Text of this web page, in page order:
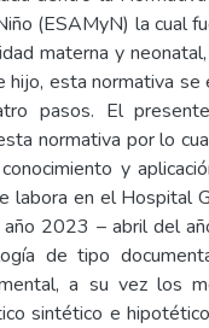
(ESAMyN) la cual
materna y
hijo, esta normativa
pasos. El
normativa por lo
y
labora en el Hospital
2023 – abril del
de tipo
a su vez los
sintético e